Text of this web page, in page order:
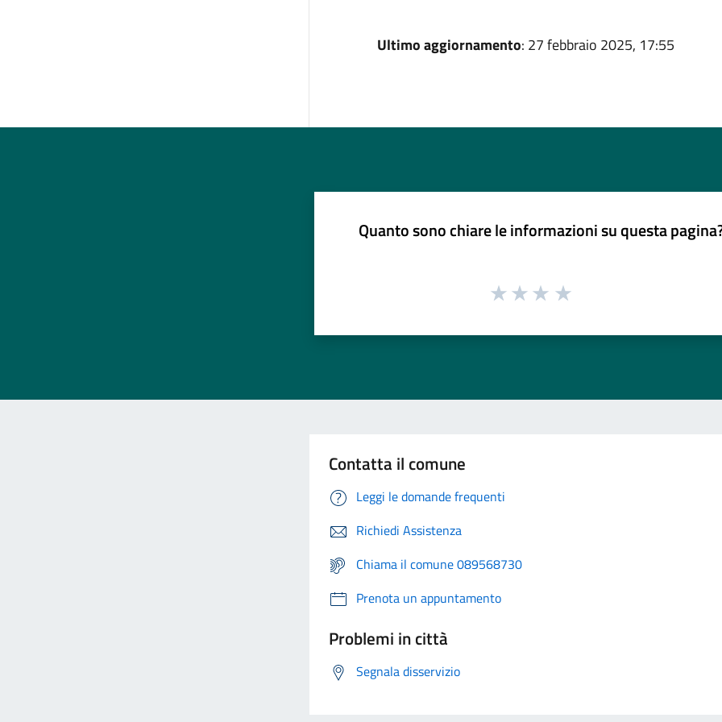
Ultimo aggiornamento: 27 febbraio 2025, 17:55
Quanto sono chiare le informazioni su questa
Contatta il comune
Leggi le domande frequenti
Richiedi Assistenza
Chiama il comune 089568730
Prenota un appuntamento
Problemi in città
Segnala disservizio